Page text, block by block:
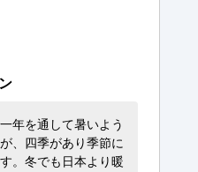
年を通して暑いよう
、四季があり季節に
。冬でも日本より暖